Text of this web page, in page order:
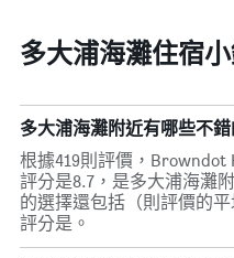
多大浦海灘住宿
多大浦海灘附近有哪些不錯
根據419則評價，Browndot
評分是8.7，是多大浦海灘
的選擇還包括（則評價的
評分是。